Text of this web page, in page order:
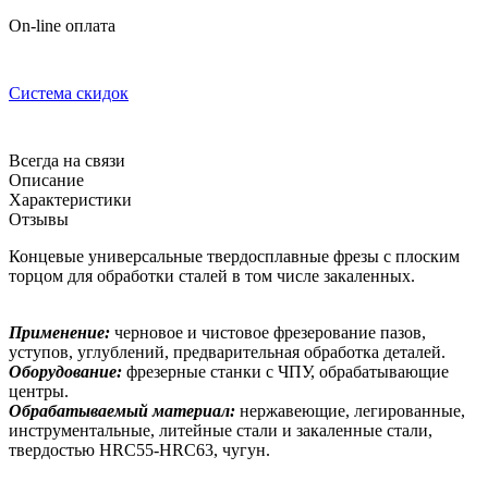
On-line оплата
Система скидок
Всегда на связи
Описание
Характеристики
Отзывы
Концевые универсальные твердосплавные фрезы с плоским
торцом для обработки сталей в том числе закаленных.
Применение: черновое и чистовое фрезерование пазов,
уступов, углублений, предварительная обработка деталей.
Оборудование: фрезерные станки с ЧПУ, обрабатывающие
центры.
Обрабатываемый материал: нержавеющие, легированные,
инструментальные, литейные стали и закаленные стали,
твердостью HRC55-HRC63, чугун.